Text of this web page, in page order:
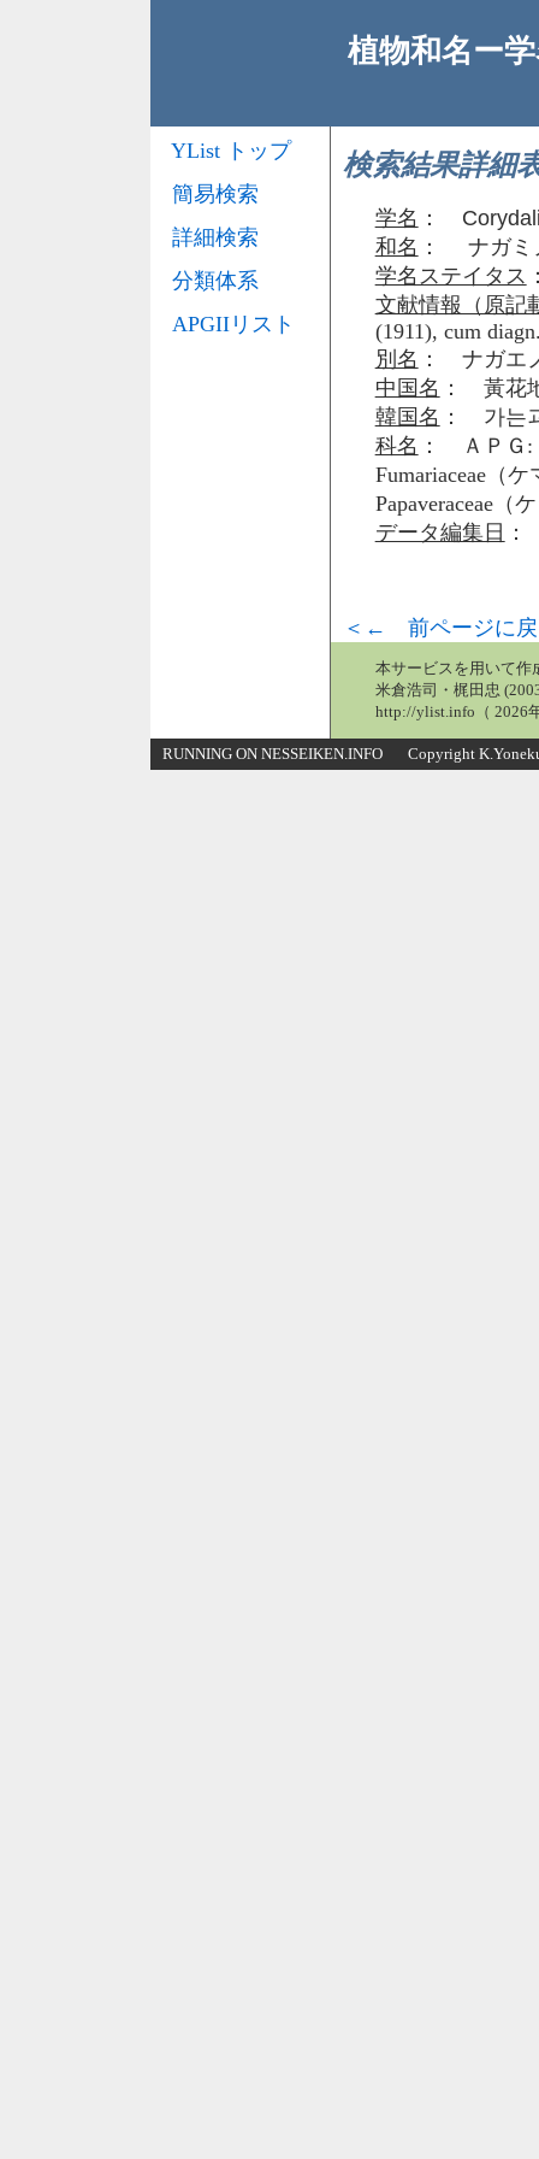
植物和名ー
検索結果詳細
学名 ：
和名 ： ナガミ
学名ステイタス
文献情報（原記
(1911), cum
別名 ： ナガエ
中国名 ： 黃花
韓国名 ： 가는
科名 ： ＡＰＧ:
Fumariaceae（
Papaveraceae（
データ編集日
＜← 前ページに戻
YList トップ
簡易検索
詳細検索
分類体系
APGIIリスト
本サービスを用いて作
米倉浩司・梶田忠
http://ylist.info（ 2026
RUNNING ON NESSEIKEN.INFO Copyright